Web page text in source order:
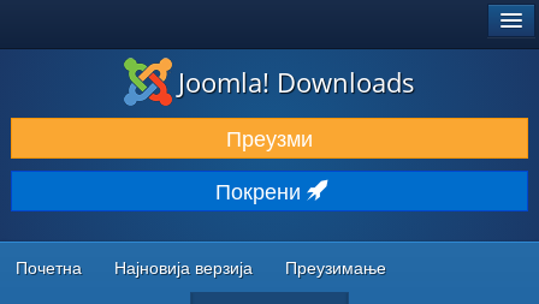
ПРЕУЗИМАЊЕ И ПРОШИРЕЊА (ЕКСТЕНЗИЈЕ)
ОТКРИЈТЕ И НАУЧИТЕ
ЗАЈЕДНИЦА И ПОДРШКА
РЕСУРСИ ЗА РАЗВОЈ
Joomla! Downloads
Преузми
Покрени
Почетна Најновија верзија Преузимање